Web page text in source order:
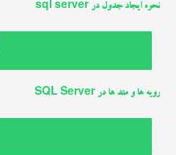
نحوه ایجاد جدول در sql server
رویه ها و متد ها در SQL Server